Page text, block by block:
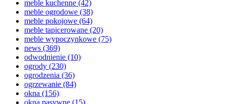
meble kuchenne (42)
meble ogrodowe (38)
meble pokojowe (64)
meble tapicerowane (20)
meble wypoczynkowe (75)
news (369)
odwodnienie (10)
ogrody (230)
ogrodzenia (36)
ogrzewanie (84)
okna (156)
okna pasywne (15)